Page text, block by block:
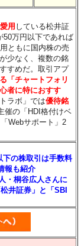
用 している松井証
50万円以下であれば
ともに国内株の売
少なく、複数の銘
すめだ。取引アプ
「チャートフォリ
心者に特におすす
ラボ」では優待銘
催の「HDI格付けベ
Webサポート」2
の株取引は手数料
報も紹介
・桐谷広人さんに
井証券」と「SBI